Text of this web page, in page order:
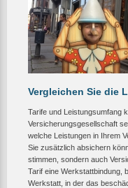
Vergleichen Sie die
Tarife und Leistungsumfang
Versicherungsgesellschaft
welche Leistungen in Ihrem
Sie zusätzlich absichern
stimmen, sondern auch
Tarif eine Werkstattbindung,
Werkstatt, in der das